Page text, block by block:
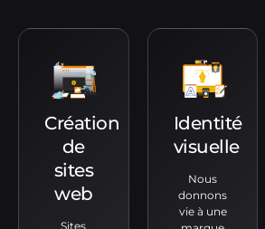
Création
de
sites
web
Sites
Identité
visuelle
Nous
donnons
vie à une